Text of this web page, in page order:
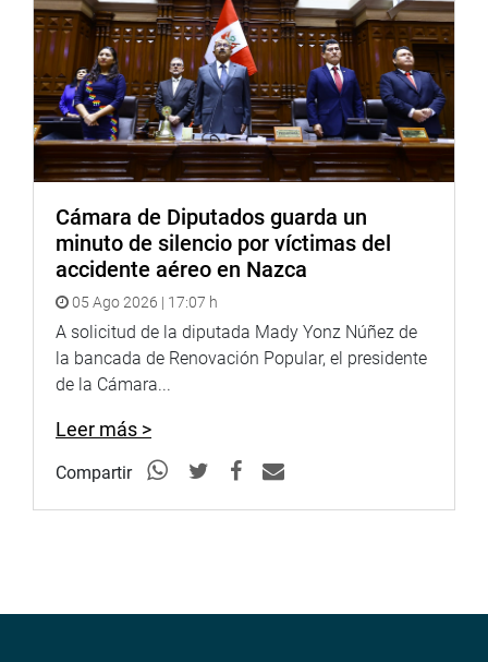
Cámara de Diputados guarda un
minuto de silencio por víctimas del
accidente aéreo en Nazca
05 Ago 2026 | 17:07 h
A solicitud de la diputada Mady Yonz Núñez de
la bancada de Renovación Popular, el presidente
de la Cámara...
Leer más >
Compartir